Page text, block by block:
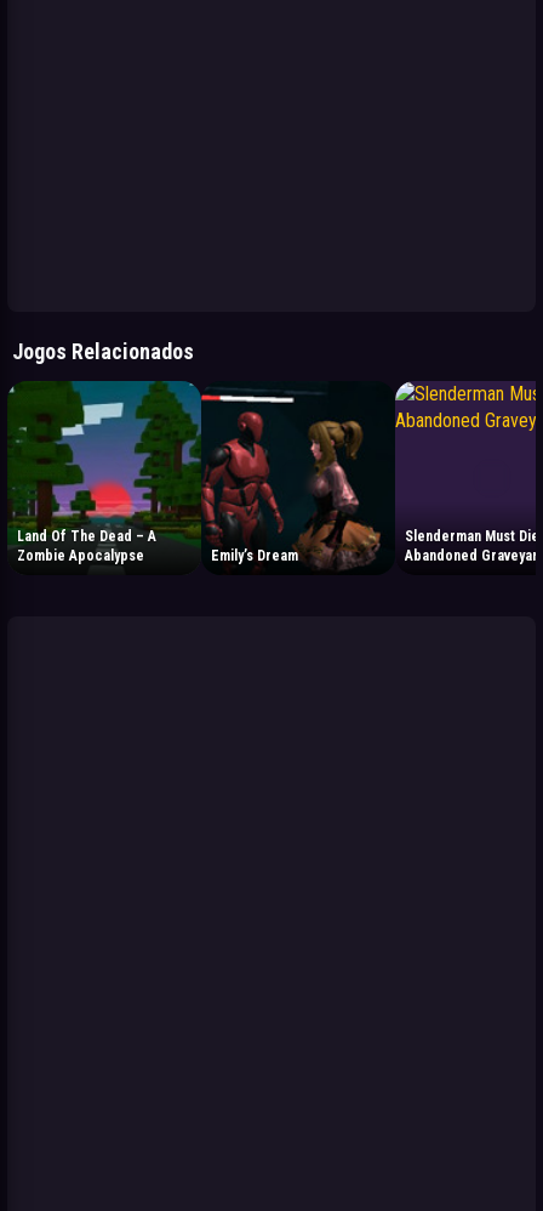
Jogos Relacionados
Land Of The Dead – A
Zombie Apocalypse
Emily’s Dream
Slenderman Must Die:
Abandoned